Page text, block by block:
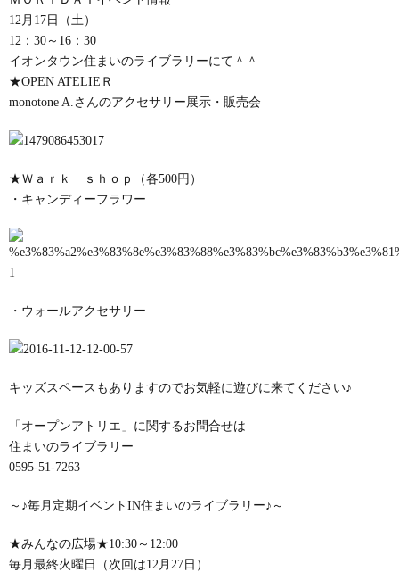
12月17日（土）
12：30～16：30
イオンタウン住まいのライブラリーにて＾＾
★OPEN ATELIEＲ
monotone A.さんのアクセサリー展示・販売会
★Ｗａｒｋ ｓｈｏｐ（各500円）
・キャンディーフラワー
・ウォールアクセサリー
キッズスペースもありますのでお気軽に遊びに来てください♪
「オープンアトリエ」に関するお問合せは
住まいのライブラリー
0595-51-7263
～♪毎月定期イベントIN住まいのライブラリー♪～
★みんなの広場★10:30～12:00
毎月最終火曜日（次回は12月27日）